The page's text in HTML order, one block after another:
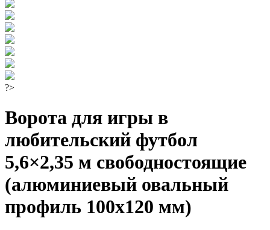
?>
Ворота для игры в
любительский футбол
5,6×2,35 м свободностоящие
(алюминиевый овальный
профиль 100х120 мм)